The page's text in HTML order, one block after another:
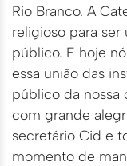
Rio Branco. A
religioso para
público. E hoje
essa união das
público da nossa
com grande
secretário Cid e
momento de